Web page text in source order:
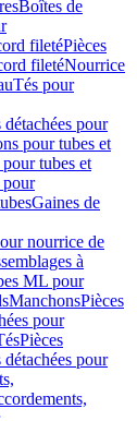
Boîtes de
filetéPièces
filetéNourrice
Tés pour
détachées pour
pour tubes et
tubes et
pour
Gaines de
nourrice de
à
ML pour
ManchonsPièces
pour
Pièces
détachées pour